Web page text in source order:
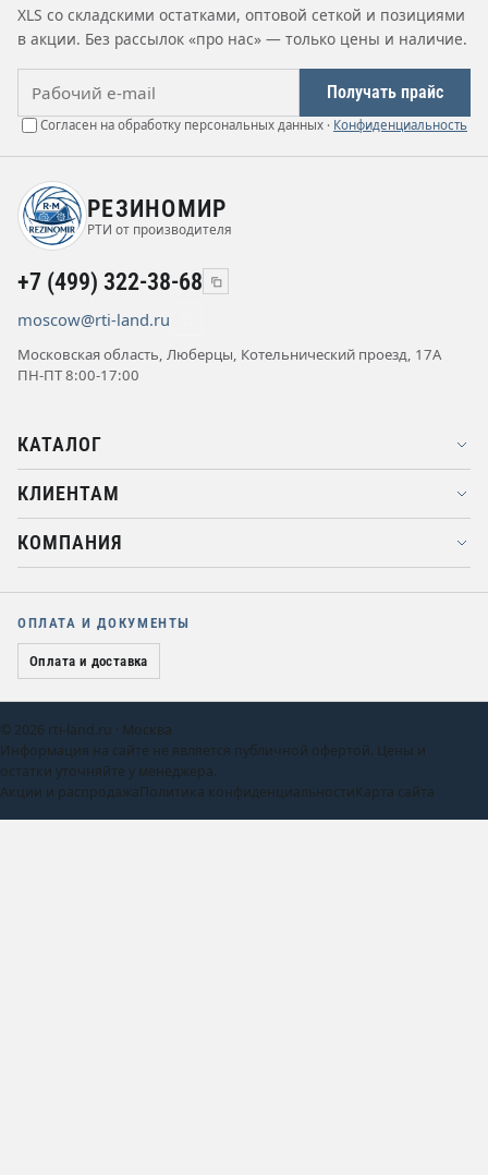
XLS со складскими остатками, оптовой сеткой и позициями
в акции. Без рассылок «про нас» — только цены и наличие.
Получать прайс
Согласен на обработку персональных данных · Конфиденциальность
РЕЗИНОМИР
РТИ от производителя
+7 (499) 322-38-68
moscow@rti-land.ru
Московская область, Люберцы, Котельнический проезд, 17А
ПН-ПТ 8:00-17:00
КАТАЛОГ
КЛИЕНТАМ
КОМПАНИЯ
ОПЛАТА И ДОКУМЕНТЫ
Оплата и доставка
© 2026 rti-land.ru · Москва
Информация на сайте не является публичной офертой. Цены и
остатки уточняйте у менеджера.
Акции и распродажаПолитика конфиденциальностиКарта сайта